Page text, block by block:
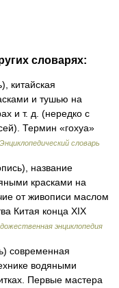
словарях:
китайская
и тушью на
и т. д. (нередко с
Термин «гохуа»
Энциклопедический словарь
название
красками на
от живописи маслом
Китая конца XIX
энциклопедия
современная
водяными
Первые мастера